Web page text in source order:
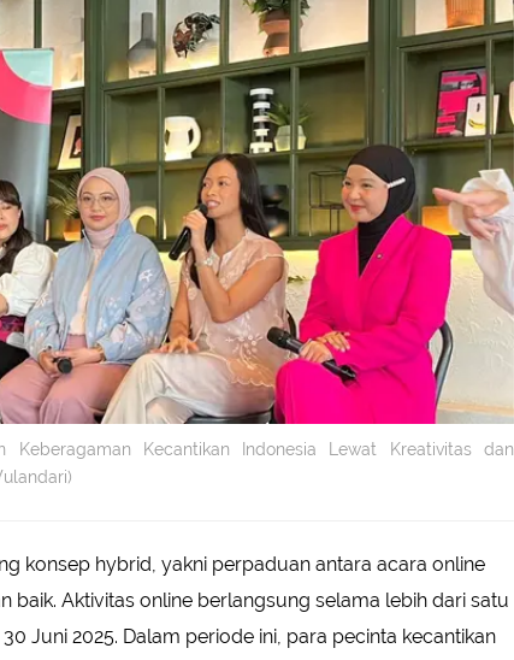
Keberagaman Kecantikan Indonesia Lewat Kreativitas dan
konsep hybrid, yakni perpaduan antara acara online
baik. Aktivitas online berlangsung selama lebih dari satu
Juni 2025. Dalam periode ini, para pecinta kecantikan